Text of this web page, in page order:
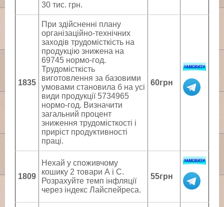
30 тис. грн.
1835
При здійсненні плану
організаційно-технічних
заходів трудомісткість на
продукцію знижена на
69745 нормо-год.
Трудомісткість
виготовлення за базовими
умовами становила б на усі
види продукції 5734965
нормо-год. Визначити
загальний процент
зниження трудомісткості і
приріст продуктивності
праці.
60грн
1809
Нехай у споживчому
кошику 2 товари А і С.
Розрахуйте темп інфляції
через індекс Лайспейреса.
55грн